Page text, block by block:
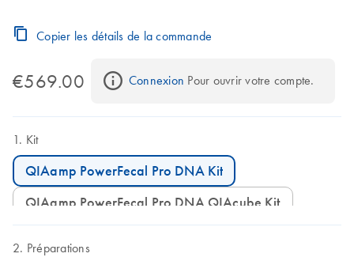
Copier les détails de la commande
€569.00 Connexion Pour ouvrir votre compte.
Kit
QIAamp PowerFecal Pro DNA Kit
QIAamp PowerFecal Pro DNA QIAcube Kit
Préparations